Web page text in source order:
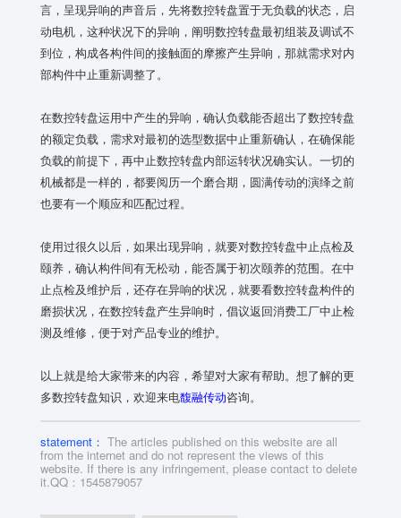
言，呈现异响的声音后，先将数控转盘置于无负载的状态，启
动电机，这种状况下的异响，阐明数控转盘最初组装及调试不
到位，构成各构件间的接触面的摩擦产生异响，那就需求对内
部构件中止重新调整了。
在数控转盘运用中产生的异响，确认负载能否超出了数控转盘
的额定负载，需求对最初的选型数据中止重新确认，在确保能
负载的前提下，再中止数控转盘内部运转状况确实认。一切的
机械都是一样的，都要阅历一个磨合期，圆满传动的演绎之前
也要有一个顺应和匹配过程。
使用过很久以后，如果出现异响，就要对数控转盘中止点检及
颐养，确认构件间有无松动，能否属于初次颐养的范围。在中
止点检及维护后，还存在异响的状况，就要看数控转盘构件的
磨损状况，在数控转盘产生异响时，倡议返回消费工厂中止检
测及维修，便于对产品专业的维护。
以上就是给大家带来的内容，希望对大家有帮助。想了解的更
多数控转盘知识，欢迎来电馥融传动咨询。
statement： The articles published on this website are all
from the internet and do not represent the views of this
website. If there is any infringement, please contact to delete
it.QQ：1545879057